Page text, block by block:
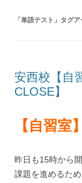
「単語テスト 」タグ
安西校【自
CLOSE】
【自習室】
昨日も15時から
課題を進めるた